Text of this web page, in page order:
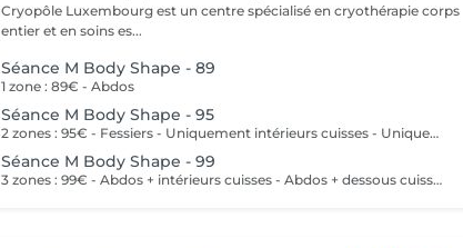
Cryopôle Luxembourg est un centre spécialisé en cryothérapie corps
entier et en soins es...
Séance M Body Shape - 89
1 zone : 89€ - Abdos
Séance M Body Shape - 95
2 zones : 95€ - Fessiers - Uniquement intérieurs cuisses - Uniquement extérieurs cuisses - Uniquement dessus cuisses - Uniquement dessous cuisses
Séance M Body Shape - 99
3 zones : 99€ - Abdos + intérieurs cuisses - Abdos + dessous cuisses